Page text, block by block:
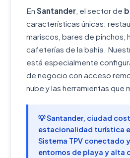
En Santander , el sector de
características únicas:
mariscos, bares de pinchos,
cafeterías de la bahía.
está especialmente
de negocio con acceso
nube y las herramientas que
💡 Santander, ciudad
estacionalidad turística
Sistema TPV conectado
entornos de playa y alta